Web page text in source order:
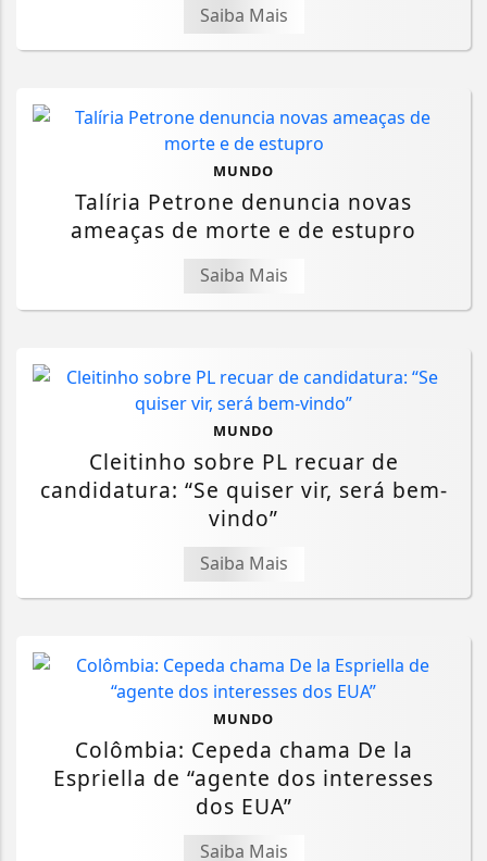
Saiba Mais
MUNDO
Talíria Petrone denuncia novas
ameaças de morte e de estupro
Saiba Mais
MUNDO
Cleitinho sobre PL recuar de
candidatura: “Se quiser vir, será bem-
vindo”
Saiba Mais
MUNDO
Colômbia: Cepeda chama De la
Espriella de “agente dos interesses
dos EUA”
Saiba Mais